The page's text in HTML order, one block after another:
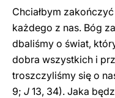
Chciałbym
każdego z nas. Bóg
dbaliśmy o świat,
dobra wszystkich i
troszczyliśmy się o
9; J 13, 34). Jaka